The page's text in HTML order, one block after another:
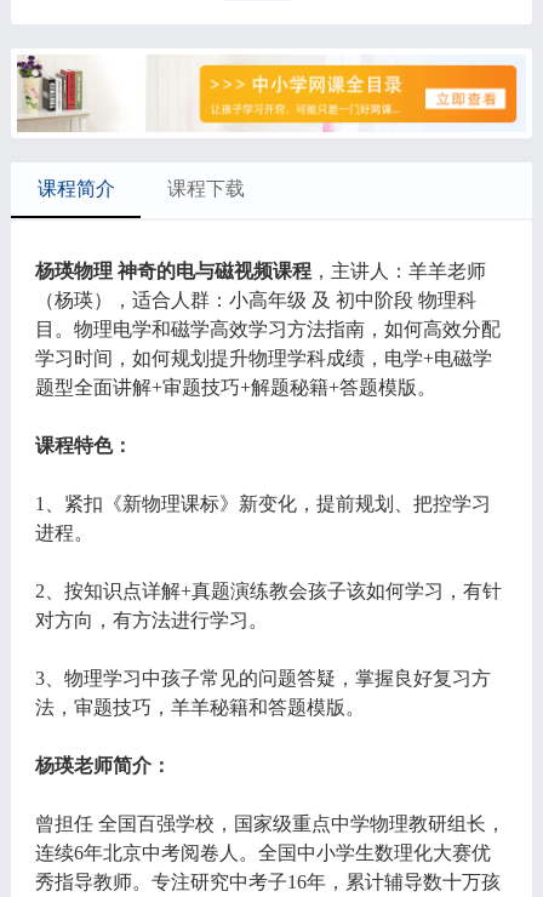
课程简介 课程下载
杨瑛物理 神奇的电与磁视频课程，主讲人：羊羊老师
（杨瑛），适合人群：小高年级 及 初中阶段 物理科
目。物理电学和磁学高效学习方法指南，如何高效分配
学习时间，如何规划提升物理学科成绩，电学+电磁学
题型全面讲解+审题技巧+解题秘籍+答题模版。
课程特色：
1、紧扣《新物理课标》新变化，提前规划、把控学习
进程。
2、按知识点详解+真题演练教会孩子该如何学习，有针
对方向，有方法进行学习。
3、物理学习中孩子常见的问题答疑，掌握良好复习方
法，审题技巧，羊羊秘籍和答题模版。
杨瑛老师简介：
曾担任 全国百强学校，国家级重点中学物理教研组长，
连续6年北京中考阅卷人。全国中小学生数理化大赛优
秀指导教师。专注研究中考子16年，累计辅导数十万孩